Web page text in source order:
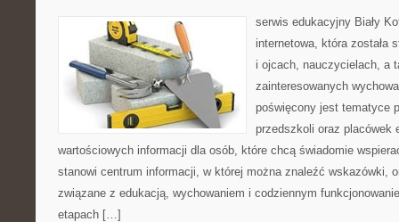
serwis edukacyjny Biały
internetowa, która została
i ojcach, nauczycielach, a
zainteresowanych
poświęcony jest tematyce
przedszkoli oraz placówek
wartościowych informacji dla osób, które chcą świadomie
stanowi centrum informacji, w której można znaleźć wskazówki,
związane z edukacją, wychowaniem i codziennym
etapach […]